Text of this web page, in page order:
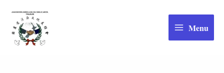
contenu
Menu